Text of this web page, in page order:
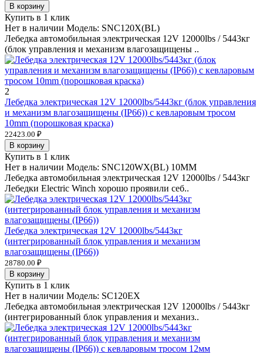
В корзину
Купить в 1 клик
Нет в наличии Модель: SNC120X(BL)
Лебедка автомобильная электрическая 12V 12000lbs / 5443кг
(блок управления и механизм влагозащищены ..
2
Лебедка электрическая 12V 12000lbs/5443кг (блок управления
и механизм влагозащищены (IP66)) с кевларовым тросом
10mm (порошковая краска)
22423.00 ₽
В корзину
Купить в 1 клик
Нет в наличии Модель: SNC120WX(BL) 10MM
Лебедка автомобильная электрическая 12V 12000lbs / 5443кг
Лебедки Electric Winch хорошо проявили себ..
Лебедка электрическая 12V 12000lbs/5443кг
(интегрированный блок управления и механизм
влагозащищены (IP66))
28780.00 ₽
В корзину
Купить в 1 клик
Нет в наличии Модель: SC120EX
Лебедка автомобильная электрическая 12V 12000lbs / 5443кг
(интегрированный блок управления и механиз..